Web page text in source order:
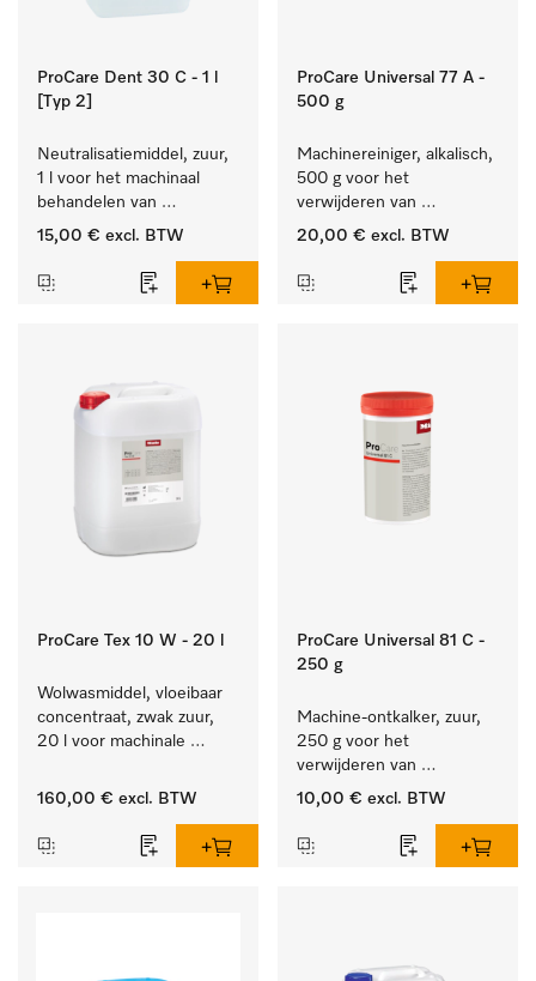
ProCare Dent 30 C - 1 l
[Typ 2]
Neutralisatiemiddel, zuur,
1 l voor het machinaal
behandelen van
tandheelkundige- en
15,00 € excl. BTW
ProCare Universal 77 A -
500 g
Machinereiniger, alkalisch,
500 g voor het
verwijderen van
hardnekkige
20,00 € excl. BTW
ProCare Tex 10 W - 20 l
Wolwasmiddel, vloeibaar
concentraat, zwak zuur,
20 l voor machinale
160,00 € excl. BTW
ProCare Universal 81 C -
250 g
Machine-ontkalker, zuur,
250 g voor het
verwijderen van
hardnekkige kalkaanslag.
10,00 € excl. BTW